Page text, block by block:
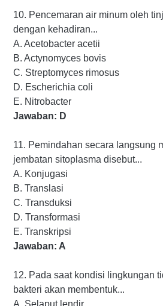
10. Pencemaran air minum oleh
dengan kehadiran...
A. Acetobacter acetii
B. Actynomyces bovis
C. Streptomyces rimosus
D. Escherichia coli
E. Nitrobacter
Jawaban: D
11. Pemindahan secara langsung
jembatan sitoplasma disebut...
A. Konjugasi
B. Translasi
C. Transduksi
D. Transformasi
E. Transkripsi
Jawaban: A
12. Pada saat kondisi lingkungan
bakteri akan membentuk...
A. Selaput lendir